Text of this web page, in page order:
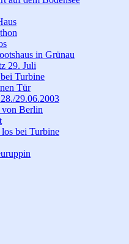
in Grünau
29. Juli
Turbine
Tür
29.06.2003
Berlin
bei Turbine